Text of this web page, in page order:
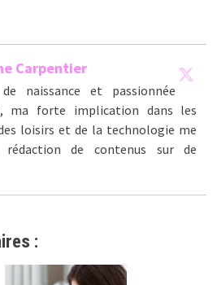
Carpentier
de naissance et passionnée
ma forte implication dans les
loisirs et de la technologie me
de contenus sur de
: